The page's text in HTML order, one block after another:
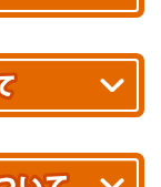
。
ちら▶
ございます。
。
(税込)